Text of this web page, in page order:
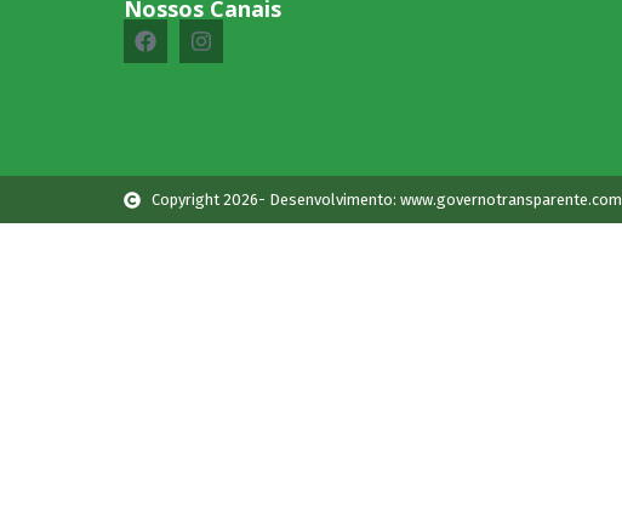
Nossos Canais
Copyright 2026- Desenvolvimento: www.governotransparente.com